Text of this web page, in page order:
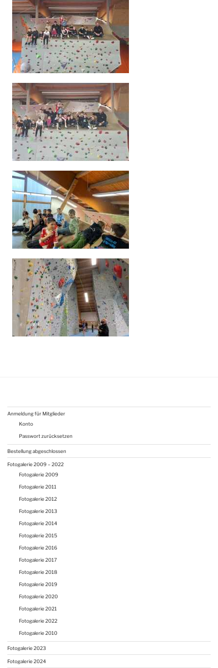
Anmeldung für Mitglieder
Konto
Passwort zurücksetzen
Bestellung abgeschlossen
Fotogalerie 2009 – 2022
Fotogalerie 2009
Fotogalerie 2011
Fotogalerie 2012
Fotogalerie 2013
Fotogalerie 2014
Fotogalerie 2015
Fotogalerie 2016
Fotogalerie 2017
Fotogalerie 2018
Fotogalerie 2019
Fotogalerie 2020
Fotogalerie 2021
Fotogalerie 2022
Fotogalerie 2010
Fotogalerie 2023
Fotogalerie 2024